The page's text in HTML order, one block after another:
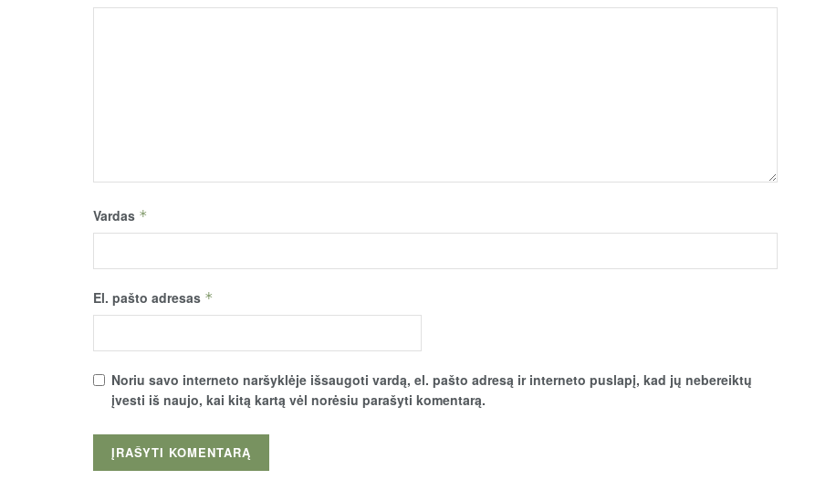
Vardas *
El. pašto adresas *
Noriu savo interneto naršyklėje išsaugoti vardą, el. pašto adresą ir interneto puslapį, kad jų nebereiktų
įvesti iš naujo, kai kitą kartą vėl norėsiu parašyti komentarą.